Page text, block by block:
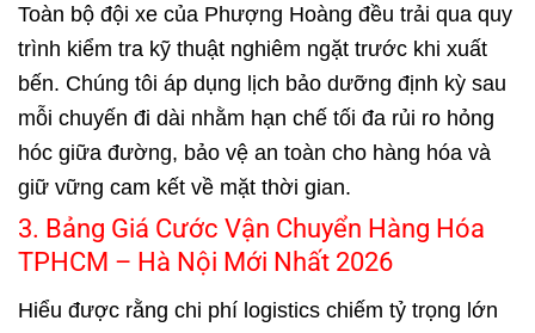
Toàn bộ đội xe của Phượng Hoàng đều trải qua quy
trình kiểm tra kỹ thuật nghiêm ngặt trước khi xuất
bến. Chúng tôi áp dụng lịch bảo dưỡng định kỳ sau
mỗi chuyến đi dài nhằm hạn chế tối đa rủi ro hỏng
hóc giữa đường, bảo vệ an toàn cho hàng hóa và
giữ vững cam kết về mặt thời gian.
3. Bảng Giá Cước Vận Chuyển Hàng Hóa
TPHCM – Hà Nội Mới Nhất 2026
Hiểu được rằng chi phí logistics chiếm tỷ trọng lớn